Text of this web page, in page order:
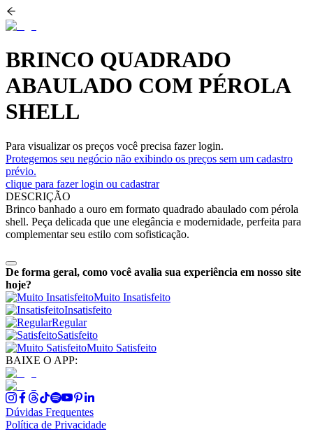
BRINCO QUADRADO
ABAULADO COM PÉROLA
SHELL
Para visualizar os preços você precisa fazer login.
Protegemos seu negócio não exibindo os preços sem um cadastro
prévio.
clique para fazer login ou cadastrar
DESCRIÇÃO
Brinco banhado a ouro em formato quadrado abaulado com pérola
shell. Peça delicada que une elegância e modernidade, perfeita para
complementar seu estilo com sofisticação.
De forma geral, como você avalia sua experiência em nosso site
hoje?
Muito Insatisfeito
Insatisfeito
Regular
Satisfeito
Muito Satisfeito
BAIXE O APP:
Dúvidas Frequentes
Política de Privacidade